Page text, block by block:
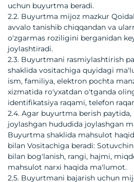
uchun buyurtma beradi.
2.2. Buyurtma mijoz mazkur
avvalo tanishib chiqqandan va
o'zgarmas roziligini berganidan
joylashtiradi.
2.3. Buyurtmani rasmiylashtirish
shaklida vositachiga quyidagi
ism, familiya, elektron pochta
xizmatida ro'yxatdan o'tganda
identifikatsiya raqami, telefon
2.4. Agar buyurtma berish
joylashgan hududida joylashgan
Buyurtma shaklida mahsulot
bilan Vositachiga beradi:
bilan bog'lanish, rangi, hajmi,
mahsulot narxi haqida ma'lumot.
2.5. Buyurtmani bajarish uchun